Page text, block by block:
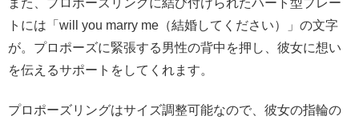
トには「will you marry me（結婚してください）」の文字
が。プロポーズに緊張する男性の背中を押し、彼女に想い
を伝えるサポートをしてくれます。
プロポーズリングはサイズ調整可能なので、彼女の指輪の